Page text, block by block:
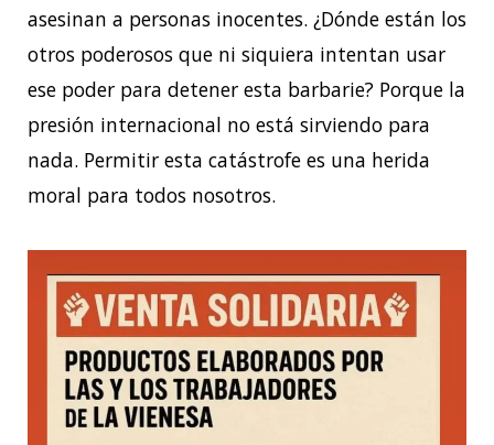
asesinan a personas inocentes. ¿Dónde están los
otros poderosos que ni siquiera intentan usar
ese poder para detener esta barbarie? Porque la
presión internacional no está sirviendo para
nada. Permitir esta catástrofe es una herida
moral para todos nosotros.